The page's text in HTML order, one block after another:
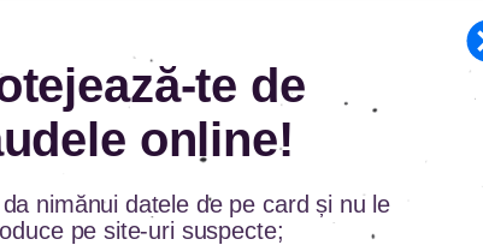
astfel că cererea datelor cardului
pe card;
te de
online!
nimănui datele de pe card și nu le
pe site-uri suspecte;